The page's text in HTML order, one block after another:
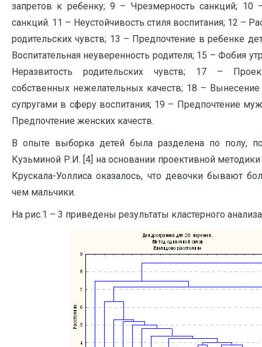
запретов к ребенку; 9 – Чрезмерность санкций;
санкций. 11­ – Неустойчивость стиля воспитания; 12 –
родительских чувств; 13 – Предпочтение в ребенке
Воспитательная неуверенность родителя; 15 – Фобия
Неразвитость родительских чувств; 17 –
собственных нежелательных качеств; 18 –
супругами в сферу воспитания; 19 – Предпочтение
Предпочтение женских качеств.
В опыте выборка детей была разделена по полу,
Кузьминой Р.И. [4] на основании проективной методики
Крускала-Уоллиса оказалось, что девочки бывают
чем мальчики.
На рис.1 – 3 приведены результаты кластерного